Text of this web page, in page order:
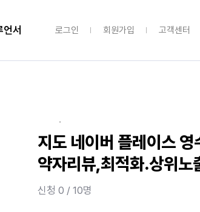
언서 로그인 회원가입 고객센터
·
지도 네이버 플레이스 영
약자리뷰,최적화.상위노
신청 0 / 10명